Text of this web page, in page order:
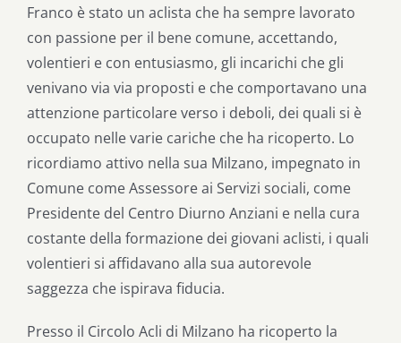
Franco è stato un aclista che ha sempre lavorato
con passione per il bene comune, accettando,
volentieri e con entusiasmo, gli incarichi che gli
venivano via via proposti e che comportavano una
attenzione particolare verso i deboli, dei quali si è
occupato nelle varie cariche che ha ricoperto. Lo
ricordiamo attivo nella sua Milzano, impegnato in
Comune come Assessore ai Servizi sociali, come
Presidente del Centro Diurno Anziani e nella cura
costante della formazione dei giovani aclisti, i quali
volentieri si affidavano alla sua autorevole
saggezza che ispirava fiducia.
Presso il Circolo Acli di Milzano ha ricoperto la